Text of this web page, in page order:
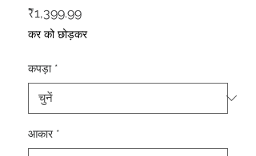
₹1,399.99मूल्य
कर को छोड़कर
कपड़ा *
आकार *